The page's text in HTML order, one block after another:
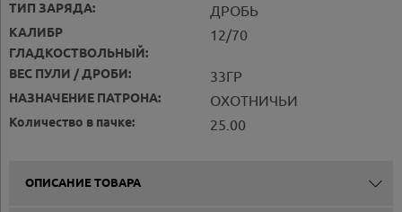
ТИП ЗАРЯДА: ДРОБЬ
КАЛИБР
ГЛАДКОСТВОЛЬНЫЙ:
12/70
ВЕС ПУЛИ / ДРОБИ: 33ГР
НАЗНАЧЕНИЕ ПАТРОНА: ОХОТНИЧЬИ
Количество в пачке: 25.00
ОПИСАНИЕ ТОВАРА